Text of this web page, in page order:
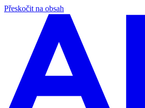
Přeskočit na obsah